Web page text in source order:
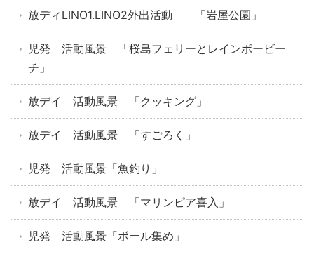
放ディLINO1.LINO2外出活動 「岩屋公園」
児発 活動風景 「桜島フェリーとレインボービー
チ」
放デイ 活動風景 「クッキング」
放デイ 活動風景 「すごろく」
児発 活動風景「魚釣り」
放デイ 活動風景 「マリンピア喜入」
児発 活動風景「ボール集め」